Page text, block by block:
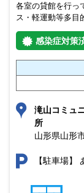
各室の貸館を行っ
ス・軽運動等多目
感染症対策
滝山コミュ
所
山形県山形
【駐車場】